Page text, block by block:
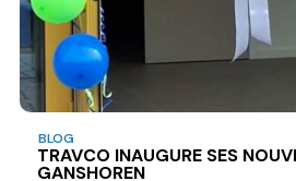
BLOG
TRAVCO INAUGURE SES
GANSHOREN